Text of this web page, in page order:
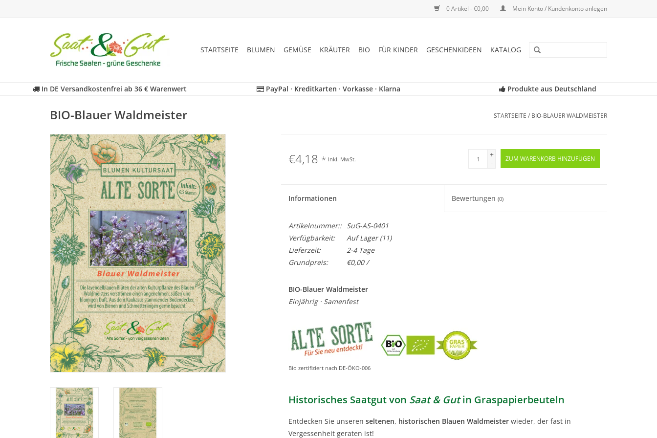
0 Artikel - €0,00 Mein Konto / Kundenkonto anlegen
STARTSEITE BLUMEN GEMÜSE KRÄUTER BIO FÜR KINDER GESCHENKIDEEN KATALOG
In DE Versandkostenfrei ab 36 € Warenwert PayPal · Kreditkarten · Vorkasse · Klarna Produkte aus Deutschland
BIO-Blauer Waldmeister STARTSEITE / BIO-BLAUER WALDMEISTER
€4,18 * Inkl. MwSt.
+
-
ZUM WARENKORB HINZUFÜGEN
Informationen Bewertungen(0)
Artikelnummer::
SuG-AS-0401
Verfügbarkeit:
Auf Lager(11)
Lieferzeit:
2-4 Tage
Grundpreis:
€0,00 /
BIO-Blauer Waldmeister
Einjährig · Samenfest
Bio zertifiziert nach DE-ÖKO-006
Historisches Saatgut von Saat & Gutin Graspapierbeuteln
Entdecken Sie unseren seltenen, historischen Blauen Waldmeisterwieder, der fast in
Vergessenheit geraten ist!